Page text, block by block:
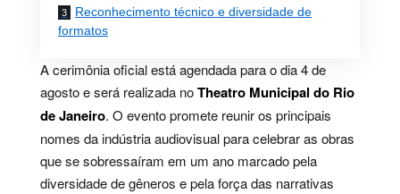
Reconhecimento técnico e diversidade de
formatos
A cerimônia oficial está agendada para o dia 4 de
agosto e será realizada noTheatro Municipal do Rio
de Janeiro. O evento promete reunir os principais
nomes da indústria audiovisual para celebrar as obras
que se sobressaíram em um ano marcado pela
diversidade de gêneros e pela força das narrativas